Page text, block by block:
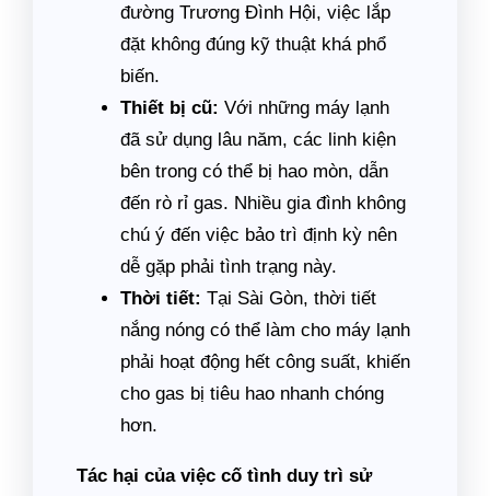
đường Trương Đình Hội, việc lắp
đặt không đúng kỹ thuật khá phổ
biến.
Thiết bị cũ: Với những máy lạnh
đã sử dụng lâu năm, các linh kiện
bên trong có thể bị hao mòn, dẫn
đến rò rỉ gas. Nhiều gia đình không
chú ý đến việc bảo trì định kỳ nên
dễ gặp phải tình trạng này.
Thời tiết: Tại Sài Gòn, thời tiết
nắng nóng có thể làm cho máy lạnh
phải hoạt động hết công suất, khiến
cho gas bị tiêu hao nhanh chóng
hơn.
Tác hại của việc cố tình duy trì sử